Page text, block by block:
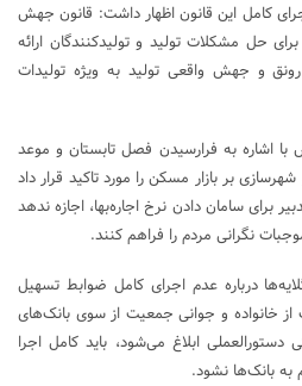
کامل این قانون اظهار داشت: قانون جهش
حل مشکلات تولید و تولیدکنندگان ارائه
و جهش واقعی تولید به ویژه تولیدات
اشاره به فرارسیدن فصل تابستان و موعد
بر بازار مسکن را مورد تاکید قرار داد
برای سامان دادن نرخ اجاره‌بها، اجازه ندهد
نگرانی مردم را فراهم کنند.
درباره عدم اجرای کامل ضوابط تسهیل
خانواده و جوانی جمعیت از سوی بانک‌های
ابلاغ می‌شود، باید کامل اجرا
به بانک‌ها نشود.